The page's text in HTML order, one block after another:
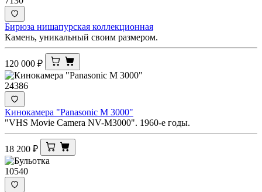
Бирюза нишапурская коллекционная
Камень, уникальный своим размером.
120 000 ₽
24386
Кинокамера "Panasonic M 3000"
"VHS Movie Camera NV-M3000". 1960-е годы.
18 200 ₽
10540